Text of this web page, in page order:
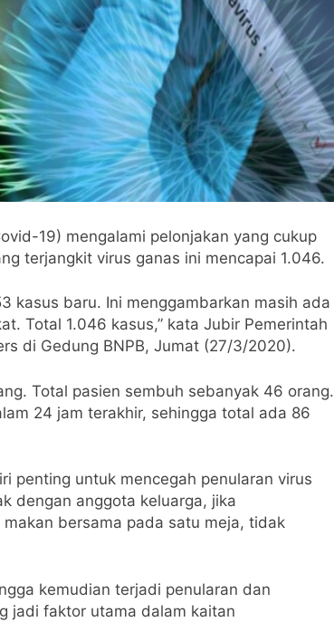
19) mengalami pelonjakan yang cukup
terjangkit virus ganas ini mencapai 1.046.
kasus baru. Ini menggambarkan masih ada
Total 1.046 kasus,” kata Jubir Pemerintah
di Gedung BNPB, Jumat (27/3/2020).
Total pasien sembuh sebanyak 46 orang.
24 jam terakhir, sehingga total ada 86
penting untuk mencegah penularan virus
dengan anggota keluarga, jika
bersama pada satu meja, tidak
kemudian terjadi penularan dan
jadi faktor utama dalam kaitan